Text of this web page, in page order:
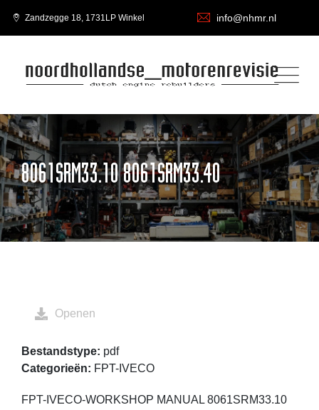
Zandzegge 18, 1731LP Winkel info@nhmr.nl
8061SRM33.10 8061SRM33.40
FPT-IVECO-WORKSHOP MANUAL 8061SRM33.10
Openen
Bestandstype: pdf
Categorieën: FPT-IVECO